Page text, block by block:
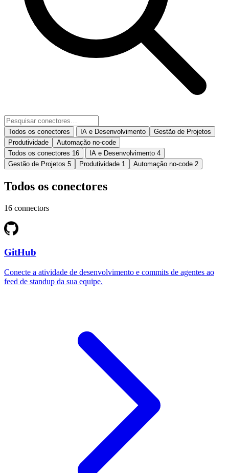
Todos os conectores IA e Desenvolvimento
Gestão de Projetos
Produtividade
Automação no-code
Todos os conectores 16 IA e Desenvolvimento 4
Gestão de Projetos 5 Produtividade 1 Automação no-code 2
Todos os conectores
16 connectors
GitHub
Conecte a atividade de desenvolvimento e commits de agentes ao
feed de standup da sua equipe.